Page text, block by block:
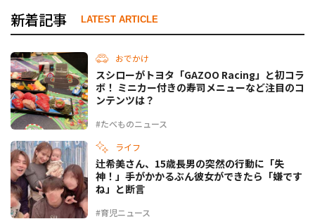
新着記事 LATEST ARTICLE
おでかけ
#たべものニュース
スシローがトヨタ「GAZOO Racing」と初コラ
ボ！ ミニカー付きの寿司メニューなど注目のコ
ンテンツは？
ライフ
#育児ニュース
辻希美さん、15歳長男の突然の行動に「失
神！」手がかかるぶん彼女ができたら「嫌です
ね」と断言